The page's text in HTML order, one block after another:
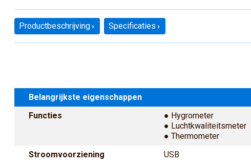
Productbeschrijving Specificaties
Belangrijkste eigenschappen
Functies
● Hygrometer
● Luchtkwaliteitsmeter
● Thermometer
Stroomvoorziening
USB